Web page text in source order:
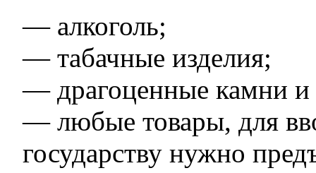
— алкоголь;
— табачные изделия;
— драгоценные камни и
— любые товары, для
государству нужно